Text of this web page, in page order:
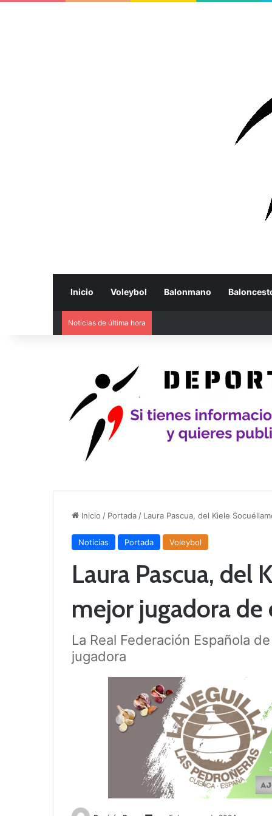
Inicio Voleybol Balonmano
Noticias de última hora
Inicio / Portada / Laura Pascua, del Kiele
Noticias Portada Voleybol
Laura Pascua, del
mejor jugadora de
La Real Federación Española
jugadora